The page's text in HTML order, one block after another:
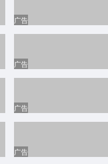
广告
广告
广告
广告